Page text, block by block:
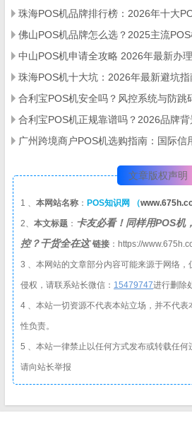
珠海POS机品牌排行榜：2026年十大
中山POS机申请全攻略 2026年最新办
珠海POS机十大坑：2026年最新避坑指
合利宝POS机安全吗？风控系统与防跳
合利宝POS机正规靠谱吗？2026品牌
广州跨境商户POS机选购指南：国际信
文章版权声明
1 、 本网站名称 ： POS知识网 （
2、 本文标题 ： 卡友必看！同样用POS机
控？干货全在这链接 ：https://
3 、本网站的文章部分内容可能来源于网络
侵权，请联系站长微信： 15479747进行删除
4 、本站一切资源不代表本站立场，并不代
性负责。
5 、本站一律禁止以任何方式发布或转载任
请向站长举报